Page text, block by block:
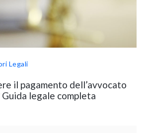
Legali
il pagamento dell’avvocato
legale completa